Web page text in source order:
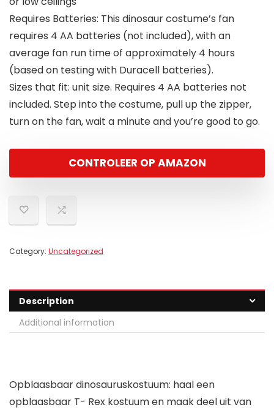
Requires Batteries: This dinosaur costume’s fan
requires 4 AA batteries (not included), with an
average fan run time of approximately 4 hours
(based on testing with Duracell batteries).
Sizes that fit: unit size. Requires 4 AA batteries not
included. Step into the costume, pull up the zipper,
turn on the fan, wait a minute and you’re good to go.
CONTROLEER OP AMAZON
Category: Uncategorized
Description
Additional information
Opblaasbaar dinosauruskostuum: haal een
opblaasbaar T- Rex kostuum en maak deel uit van